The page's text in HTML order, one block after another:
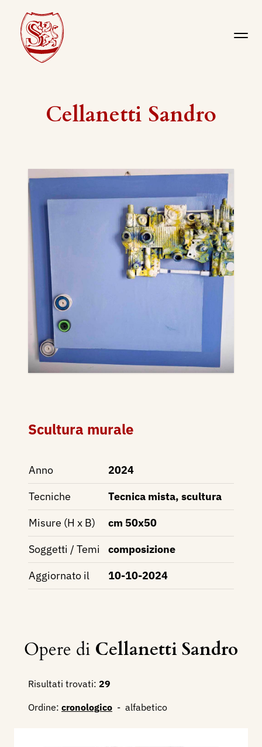
Cellanetti Sandro
Scultura murale
Anno
2024
Tecniche
Tecnica mista, scultura
Misure (H x B)
cm 50x50
Soggetti / Temi
composizione
Aggiornato il
10-10-2024
Opere di Cellanetti Sandro
Risultati trovati: 29
Ordine: cronologico - alfabetico